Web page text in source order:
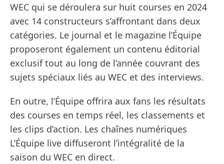
WEC qui se déroulera sur huit courses en 2024
avec 14 constructeurs s’affrontant dans deux
catégories. Le journal et le magazine l’Équipe
proposeront également un contenu éditorial
exclusif tout au long de l’année couvrant des
sujets spéciaux liés au WEC et des interviews.
En outre, l’Équipe offrira aux fans les résultats
des courses en temps réel, les classements et
les clips d’action. Les chaînes numériques
L’Équipe live diffuseront l’intégralité de la
saison du WEC en direct.